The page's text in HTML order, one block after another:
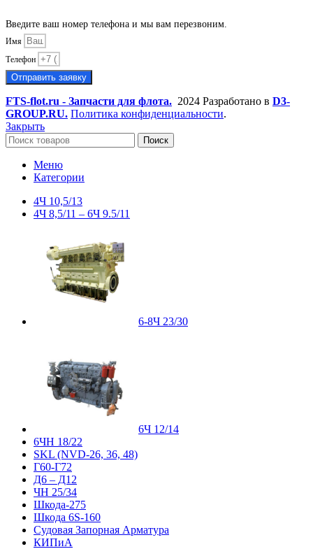
Введите ваш номер телефона и мы вам перезвоним.
Имя
Телефон
Отправить заявку
FTS-flot.ru - Запчасти для флота. 2024 Разработано в D3-
GROUP.RU. Политика конфиденциальности.
Закрыть
Поиск
Меню
Категории
4Ч 10,5/13
4Ч 8,5/11 – 6Ч 9.5/11
6-8Ч 23/30
6Ч 12/14
6ЧН 18/22
SKL (NVD-26, 36, 48)
Г60-Г72
Д6 – Д12
ЧН 25/34
Шкода-275
Шкода 6S-160
Судовая Запорная Арматура
КИПиА